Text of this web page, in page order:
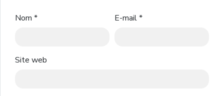
Nom * E-mail*
Site web